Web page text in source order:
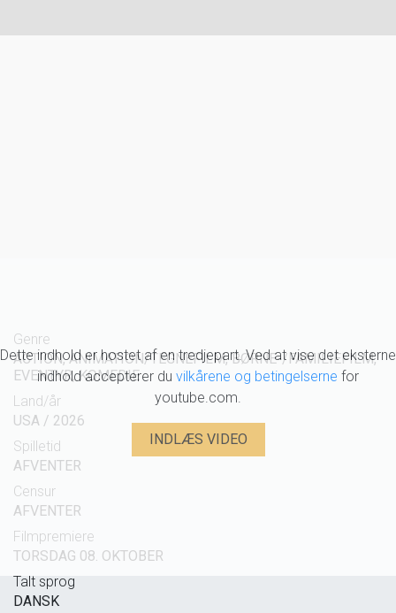
Dette indhold er hostet af en tredjepart. Ved at vise det eksterne
indhold accepterer du vilkårene og betingelserne for
youtube.com.
INDLÆS VIDEO
Genre
ACTION, ANIMATION/TEGNEFILM, BØRNE-/FAMILIEFILM,
EVENTYR, KOMEDIE
Land/år
USA / 2026
Spilletid
AFVENTER
Censur
AFVENTER
Filmpremiere
TORSDAG 08. OKTOBER
Talt sprog
DANSK